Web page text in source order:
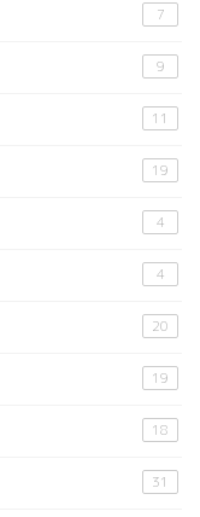
7
9
11
19
4
4
20
19
18
31